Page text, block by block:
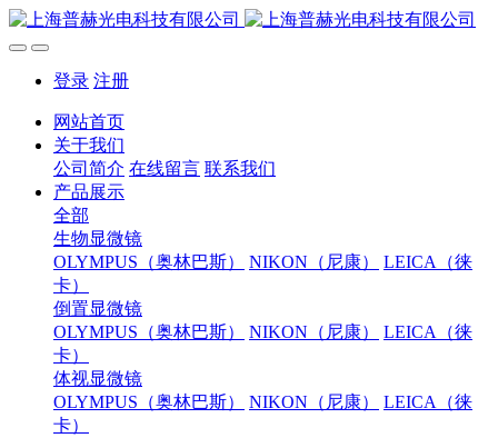
登录 注册
网站首页
关于我们
公司简介 在线留言 联系我们
产品展示
全部
生物显微镜
OLYMPUS（奥林巴斯）
NIKON（尼康）
LEICA（徕
卡）
倒置显微镜
OLYMPUS（奥林巴斯）
NIKON（尼康）
LEICA（徕
卡）
体视显微镜
OLYMPUS（奥林巴斯）
NIKON（尼康）
LEICA（徕
卡）